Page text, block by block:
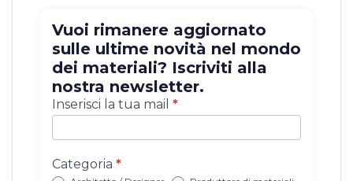
Vuoi rimanere aggiornato
sulle ultime novità nel mondo
dei materiali? Iscriviti alla
nostra newsletter.
Iscrizione
newsletter
con
categoria
Inserisci la tua mail *
Categoria *